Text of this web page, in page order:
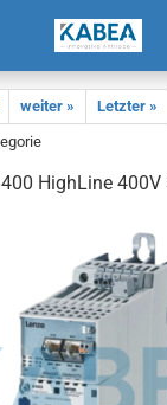
weiter »
Letzter »
High­Li­ne 400V